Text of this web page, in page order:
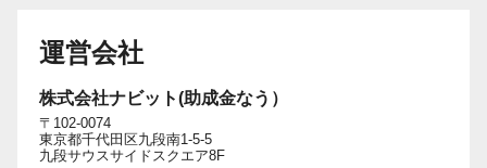
運営会社
株式会社ナビット(助成金なう）
〒102-0074
東京都千代田区九段南1-5-5
九段サウスサイドスクエア8F